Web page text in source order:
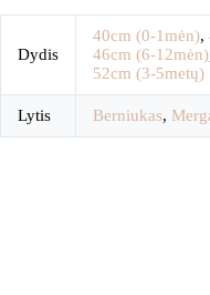
Dydis
40cm (0-1mėn),
46cm (6-12mėn)
52cm (3-5metų)
Lytis Berniukas,